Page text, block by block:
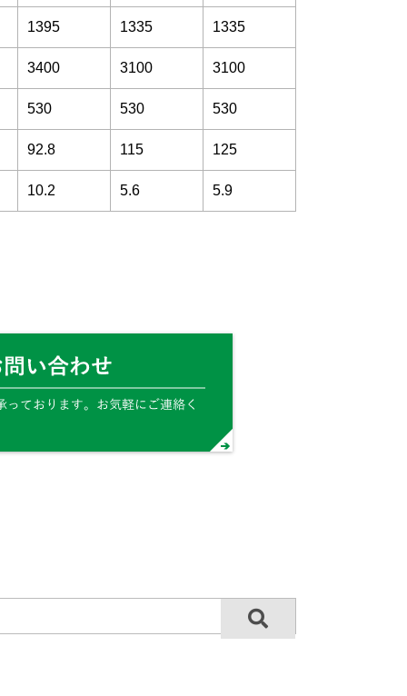
1395 1335 1335
3400 3100 3100
530 530 530
92.8 115 125
10.2 5.6 5.9